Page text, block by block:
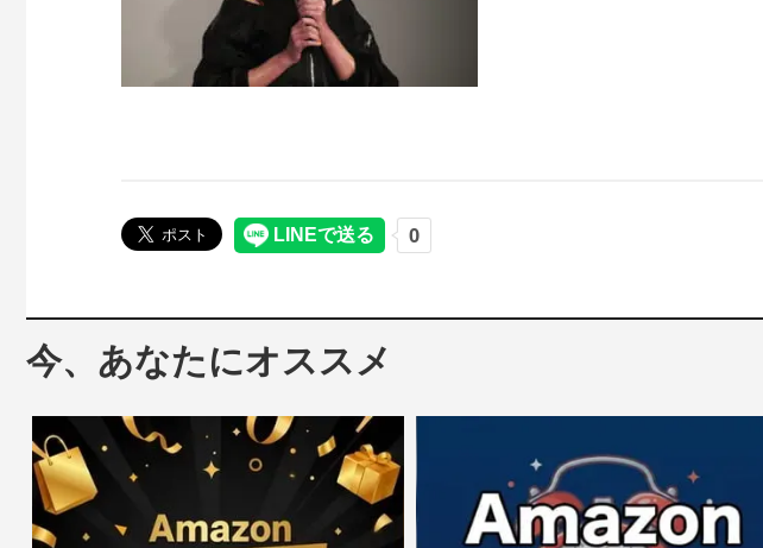
今、あなたにオススメ